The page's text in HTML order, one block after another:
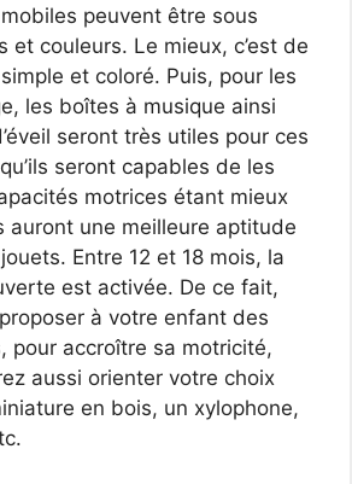
peuvent être sous
et couleurs. Le mieux, c’est de
et coloré. Puis, pour les
les boîtes à musique ainsi
seront très utiles pour ces
seront capables de les
motrices étant mieux
auront une meilleure aptitude
Entre 12 et 18 mois, la
est activée. De ce fait,
à votre enfant des
pour accroître sa motricité,
aussi orienter votre choix
en bois, un xylophone,